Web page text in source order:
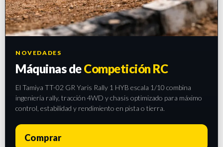
NOVEDADES
Máquinas deCompetición RC
El Tamiya TT-02 GR Yaris Rally 1 HYB escala 1/10 combina
ingeniería rally, tracción 4WD y chasis optimizado para máximo
control, estabilidad y rendimiento en pista o tierra.
Comprar